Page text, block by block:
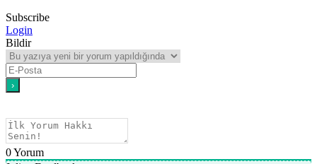
Subscribe
Login
Bildir
0Yorum